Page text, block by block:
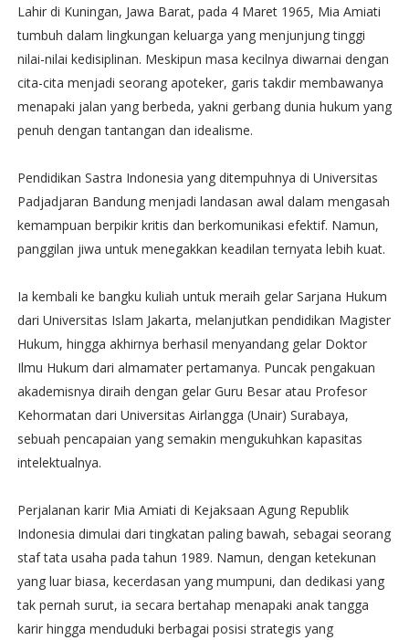
Lahir di Kuningan, Jawa Barat, pada 4 Maret 1965, Mia Amiati
tumbuh dalam lingkungan keluarga yang menjunjung tinggi
nilai-nilai kedisiplinan. Meskipun masa kecilnya diwarnai dengan
cita-cita menjadi seorang apoteker, garis takdir membawanya
menapaki jalan yang berbeda, yakni gerbang dunia hukum yang
penuh dengan tantangan dan idealisme.
Pendidikan Sastra Indonesia yang ditempuhnya di Universitas
Padjadjaran Bandung menjadi landasan awal dalam mengasah
kemampuan berpikir kritis dan berkomunikasi efektif. Namun,
panggilan jiwa untuk menegakkan keadilan ternyata lebih kuat.
Ia kembali ke bangku kuliah untuk meraih gelar Sarjana Hukum
dari Universitas Islam Jakarta, melanjutkan pendidikan Magister
Hukum, hingga akhirnya berhasil menyandang gelar Doktor
Ilmu Hukum dari almamater pertamanya. Puncak pengakuan
akademisnya diraih dengan gelar Guru Besar atau Profesor
Kehormatan dari Universitas Airlangga (Unair) Surabaya,
sebuah pencapaian yang semakin mengukuhkan kapasitas
intelektualnya.
Perjalanan karir Mia Amiati di Kejaksaan Agung Republik
Indonesia dimulai dari tingkatan paling bawah, sebagai seorang
staf tata usaha pada tahun 1989. Namun, dengan ketekunan
yang luar biasa, kecerdasan yang mumpuni, dan dedikasi yang
tak pernah surut, ia secara bertahap menapaki anak tangga
karir hingga menduduki berbagai posisi strategis yang